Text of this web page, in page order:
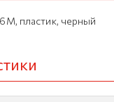
пластик, черный